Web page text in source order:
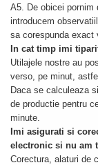
A5. De obicei pornim
introducem
sa corespunda exact
In cat timp imi
Utilajele nostre au
verso, pe minut,
Daca se calculeaza
de productie pentru
minute.
Imi asigurati si
electronic si nu am
Corectura, alaturi de